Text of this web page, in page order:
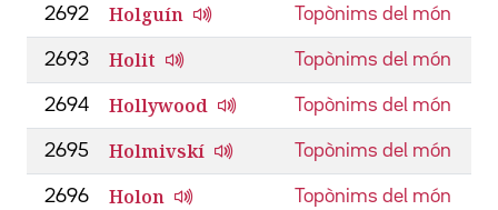
2692 Holguín Topònims del món
2693 Holit Topònims del món
2694 Hollywood Topònims del món
2695 Holmivskí Topònims del món
2696 Holon Topònims del món